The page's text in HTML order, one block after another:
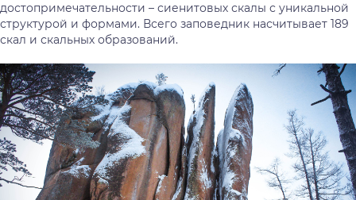
достопримечательности – сиенитовых скалы с уникальной
структурой и формами. Всего заповедник насчитывает 189
скал и скальных образований.